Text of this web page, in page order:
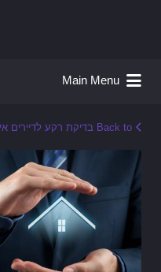
Main Menu
Back to בדיקת רקע לדיירים אינשורנט סולושיין